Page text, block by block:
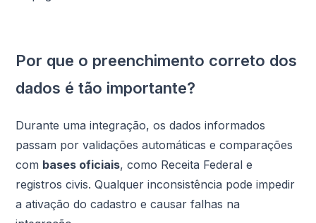
Por que o preenchimento correto dos
dados é tão importante?
Durante uma integração, os dados informados
passam por validações automáticas e comparações
com bases oficiais, como Receita Federal e
registros civis. Qualquer inconsistência pode impedir
a ativação do cadastro e causar falhas na